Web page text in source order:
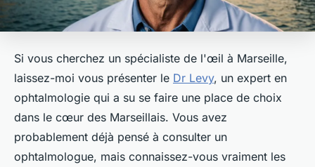
Si vous cherchez un spécialiste de l'œil à Marseille,
laissez-moi vous présenter le Dr Levy, un expert en
ophtalmologie qui a su se faire une place de choix
dans le cœur des Marseillais. Vous avez
probablement déjà pensé à consulter un
ophtalmologue, mais connaissez-vous vraiment les